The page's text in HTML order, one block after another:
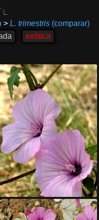
> L. trimestris(comparar)
exótica